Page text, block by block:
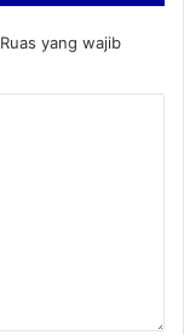
Ruas yang wajib